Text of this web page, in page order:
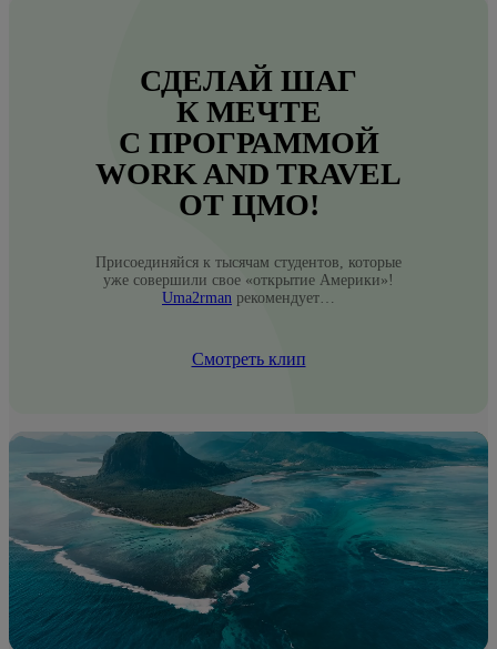
СДЕЛАЙ ШАГ
К МЕЧТЕ
С ПРОГРАММОЙ
WORK AND TRAVEL
ОТ ЦМО!
Присоединяйся к тысячам студентов, которые
уже совершили свое «открытие Америки»!
Uma2rman рекомендует…
Смотреть клип